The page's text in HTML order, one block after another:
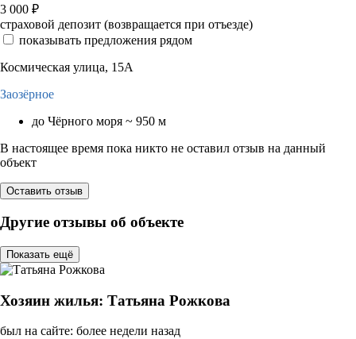
3 000 ₽
страховой депозит (возвращается при отъезде)
показывать предложения рядом
Космическая улица, 15А
Заозёрное
до Чёрного моря ~ 950 м
В настоящее время пока никто не оставил отзыв на данный
объект
Оставить отзыв
Другие отзывы об объекте
Показать ещё
Хозяин жилья: Татьяна Рожкова
был на сайте: более недели назад